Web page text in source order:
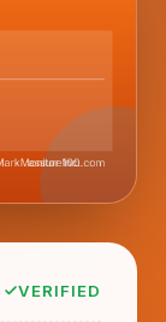
VERIFIED